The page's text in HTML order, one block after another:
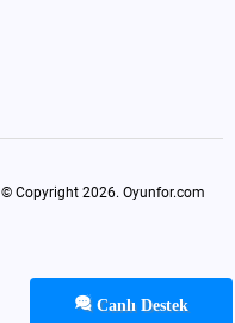
© Copyright 2026. Oyunfor.com